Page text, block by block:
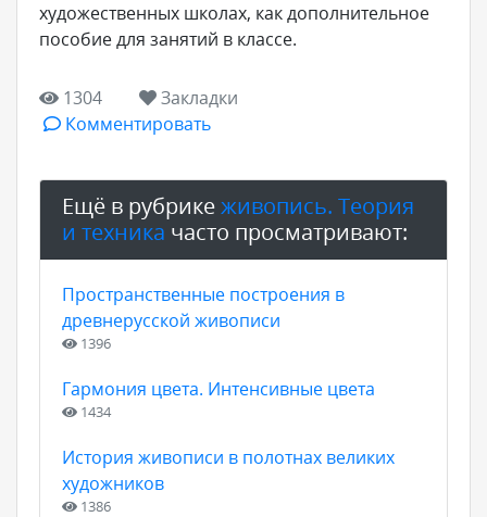
художественных школах, как дополнительное
пособие для занятий в классе.
1304
Закладки
Комментировать
Ещё в рубрикеживопись. Теория
и техника часто просматривают:
Пространственные построения в
древнерусской живописи
1396
Гармония цвета. Интенсивные цвета
1434
История живописи в полотнах великих
художников
1386